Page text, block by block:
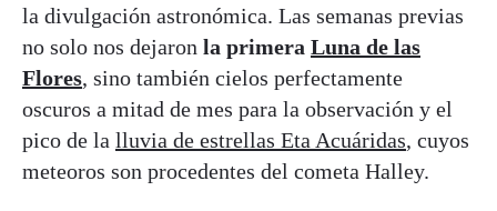
la divulgación astronómica. Las semanas previas
no solo nos dejaron la primera Luna de las
Flores, sino también cielos perfectamente
oscuros a mitad de mes para la observación y el
pico de la lluvia de estrellas Eta Acuáridas, cuyos
meteoros son procedentes del cometa Halley.